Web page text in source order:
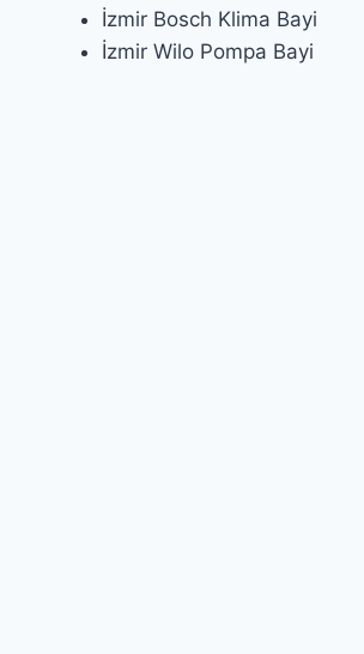
İzmir Bosch Klima Bayi
İzmir Wilo Pompa Bayi